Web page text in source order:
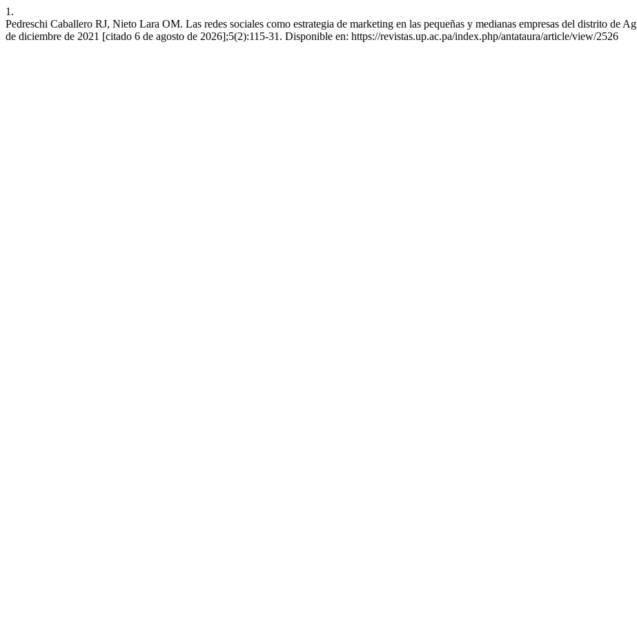
1.
Pedreschi Caballero RJ, Nieto Lara OM. Las redes sociales como estrategia de marketing en las pequeñas y medianas empresas del distrito de
de diciembre de 2021 [citado 6 de agosto de 2026];5(2):115-31. Disponible en: https://revistas.up.ac.pa/index.php/antataura/article/view/2526